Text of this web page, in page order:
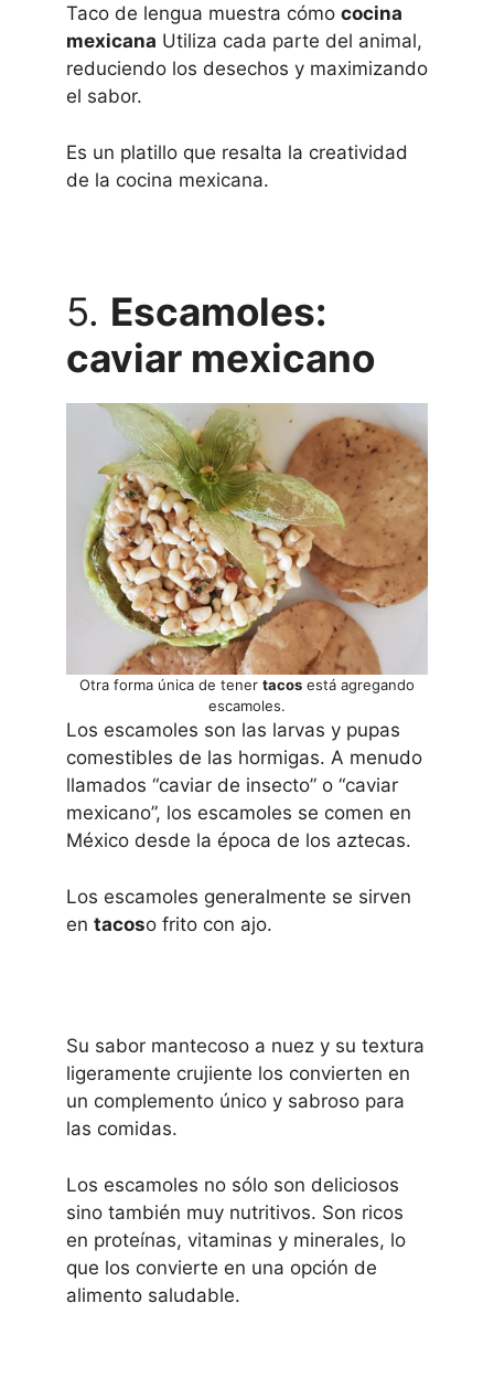
Taco de lengua muestra cómo cocina
mexicana Utiliza cada parte del animal,
reduciendo los desechos y maximizando
el sabor.
Es un platillo que resalta la creatividad
de la cocina mexicana.
5. Escamoles:
caviar mexicano
Otra forma única de tener tacos está agregando
escamoles.
Los escamoles son las larvas y pupas
comestibles de las hormigas. A menudo
llamados “caviar de insecto” o “caviar
mexicano”, los escamoles se comen en
México desde la época de los aztecas.
Los escamoles generalmente se sirven
en tacoso frito con ajo.
Su sabor mantecoso a nuez y su textura
ligeramente crujiente los convierten en
un complemento único y sabroso para
las comidas.
Los escamoles no sólo son deliciosos
sino también muy nutritivos. Son ricos
en proteínas, vitaminas y minerales, lo
que los convierte en una opción de
alimento saludable.